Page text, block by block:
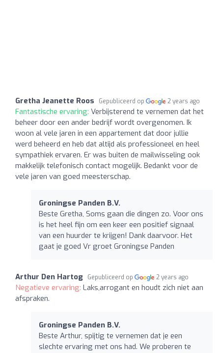
Gretha Jeanette Roos Gepubliceerd op 2 years ago
Fantastische ervaring: Verbijsterend te vernemen dat het
beheer door een ander bedrijf wordt overgenomen. Ik
woon al vele jaren in een appartement dat door jullie
werd beheerd en heb dat altijd als professioneel en heel
sympathiek ervaren. Er was buiten de mailwisseling ook
makkelijk telefonisch contact mogelijk. Bedankt voor de
vele jaren van goed meesterschap.
Groningse Panden B.V.
Beste Gretha, Soms gaan die dingen zo. Voor ons
is het heel fijn om een keer een positief signaal
van een huurder te krijgen! Dank daarvoor. Het
gaat je goed Vr groet Groningse Panden
Arthur Den Hartog Gepubliceerd op 2 years ago
Negatieve ervaring: Laks,arrogant en houdt zich niet aan
afspraken.
Groningse Panden B.V.
Beste Arthur, spijtig te vernemen dat je een
slechte ervaring met ons had. We proberen te